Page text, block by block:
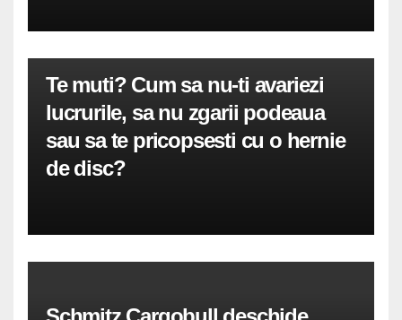
Te muti? Cum sa nu-ti avariezi
lucrurile, sa nu zgarii podeaua
sau sa te pricopsesti cu o hernie
de disc?